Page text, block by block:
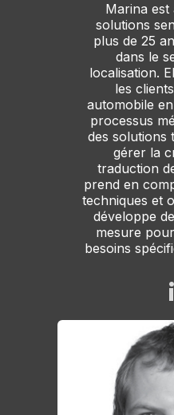
Marina est
solutions
plus de 25
dans le
localisation.
les
automobile
processus
des solutions
gérer la
traduction
prend en
techniques et
développe
mesure
besoins